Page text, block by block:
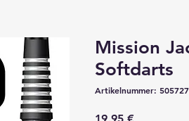
Mission
Softdarts
Artikelnummer: